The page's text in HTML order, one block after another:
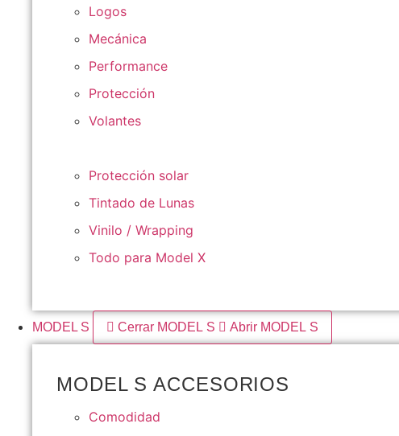
Logos
Mecánica
Performance
Protección
Volantes
Protección solar
Tintado de Lunas
Vinilo / Wrapping
Todo para Model X
MODEL S Cerrar MODEL S Abrir MODEL S
MODEL S ACCESORIOS
Comodidad